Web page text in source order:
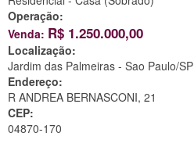
Operação:
Venda: R$ 1.250.000,00
Localização:
Jardim das Palmeiras - Sao Paulo/SP
Endereço:
R ANDREA BERNASCONI, 21
CEP:
04870-170